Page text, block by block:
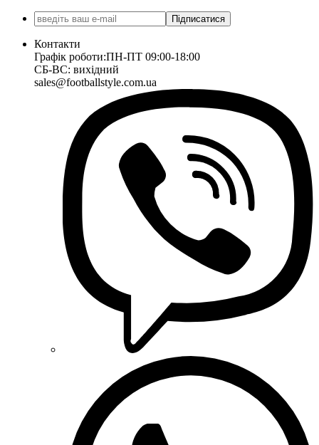
Підписатися
Контакти
Графік роботи:ПН-ПТ 09:00-18:00
СБ-ВС: вихідний
sales@footballstyle.com.ua